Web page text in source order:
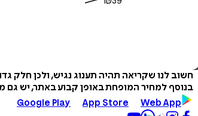
חשוב לנו שקריאה תהיה תענוג נגיש, ולכן חלק
בנוסף למחיר המופחת באופן קבוע באתר, יש גם
Google Play
App Store Web App